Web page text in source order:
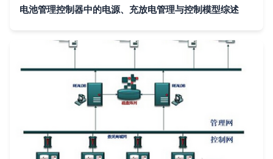
电池管理控制器中的电源、充放电管理与控制模型综述